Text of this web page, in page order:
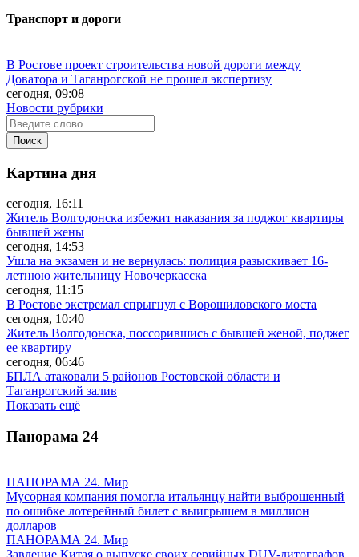
Транспорт и дороги
В Ростове проект строительства новой дороги между
Доватора и Таганрогской не прошел экспертизу
сегодня, 09:08
Новости рубрики
Картина дня
сегодня, 16:11
Житель Волгодонска избежит наказания за поджог квартиры
бывшей жены
сегодня, 14:53
Ушла на экзамен и не вернулась: полиция разыскивает 16-
летнюю жительницу Новочеркасска
сегодня, 11:15
В Ростове экстремал спрыгнул с Ворошиловского моста
сегодня, 10:40
Житель Волгодонска, поссорившись с бывшей женой, поджег
ее квартиру
сегодня, 06:46
БПЛА атаковали 5 районов Ростовской области и
Таганрогский залив
Показать ещё
Панорама 24
ПАНОРАМА 24. Мир
Мусорная компания помогла итальянцу найти выброшенный
по ошибке лотерейный билет с выигрышем в миллион
долларов
ПАНОРАМА 24. Мир
Завление Китая о выпуске своих серийных DUV-литографов